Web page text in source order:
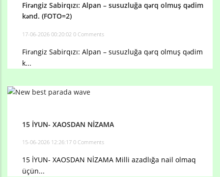
Firəngiz Sabirqızı: Alpan – susuzluğa qərq olmuş qədim
kənd. (FOTO=2)
17-06-2026 00:20:02 0 Comments
Firəngiz Sabirqızı: Alpan – susuzluğa qərq olmuş qədim
k...
15 İYUN- XAOSDAN NİZAMA
15-06-2026 12:26:17 0 Comments
15 İYUN- XAOSDAN NİZAMA Milli azadlığa nail olmaq
üçün...